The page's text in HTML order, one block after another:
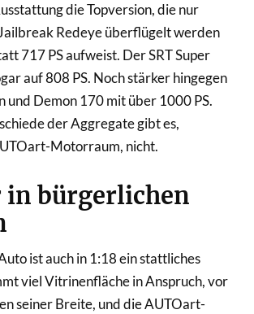
die Topversion, die nur
Redeye überflügelt werden
717 PS aufweist. Der SRT Super
auf 808 PS. Noch stärker hingegen
und Demon 170 mit über 1000 PS.
der Aggregate gibt es,
Motorraum, nicht.
bürgerlichen
ist auch in 1:18 ein stattliches
viel Vitrinenfläche in Anspruch, vor
seiner Breite, und die AUTOart-